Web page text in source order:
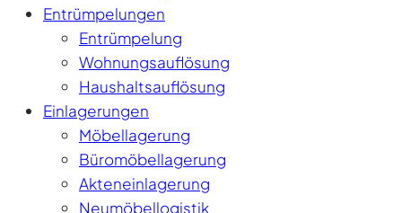
Entrümpelungen
Entrümpelung
Wohnungsauflösung
Haushaltsauflösung
Einlagerungen
Möbellagerung
Büromöbellagerung
Akteneinlagerung
Neumöbellogistik